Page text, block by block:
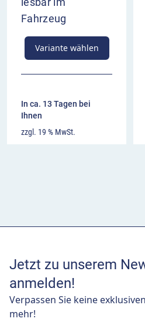
Fahrzeug
Variante wählen
In ca. 13 Tagen bei
Ihnen
zzgl. 19 % MwSt.
Jetzt zu unserem
anmelden!
Verpassen Sie keine
mehr!